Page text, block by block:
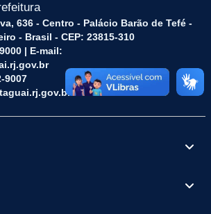
636 - Centro - Palácio Barão de Tefé -
- Brasil - CEP: 23815-310
| E-mail:
9007